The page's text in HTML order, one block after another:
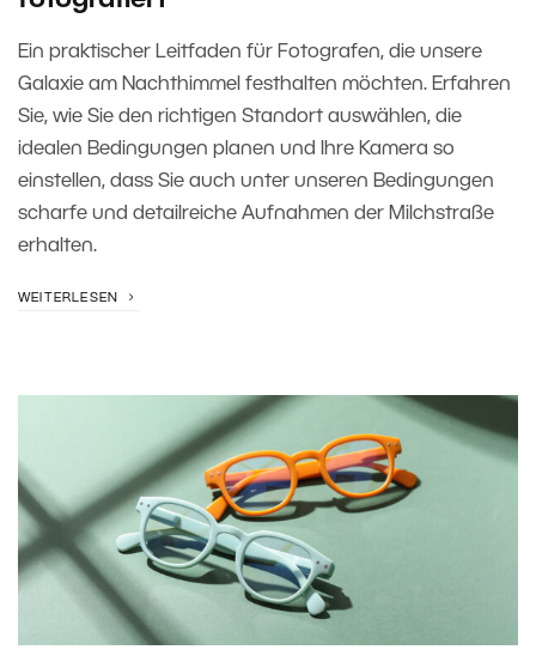
Ein praktischer Leitfaden für Fotografen, die unsere
Galaxie am Nachthimmel festhalten möchten. Erfahren
Sie, wie Sie den richtigen Standort auswählen, die
idealen Bedingungen planen und Ihre Kamera so
einstellen, dass Sie auch unter unseren Bedingungen
scharfe und detailreiche Aufnahmen der Milchstraße
erhalten.
WEITERLESEN